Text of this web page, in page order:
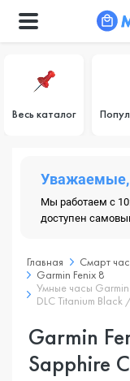
Весь каталог
Уважаемые,
Мы работаем с
доступен
Главная Смарт
Garmin Fenix 8
Умные часы
DLC Titanium
Garmin
Sapphire